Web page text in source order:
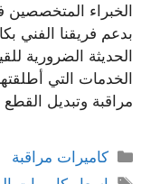
الخبراء المتخصصين
بدعم فريقنا الفني
الحديثة الضرورية
الخدمات التي
مراقبة وتبديل
كاميرات مراقبة